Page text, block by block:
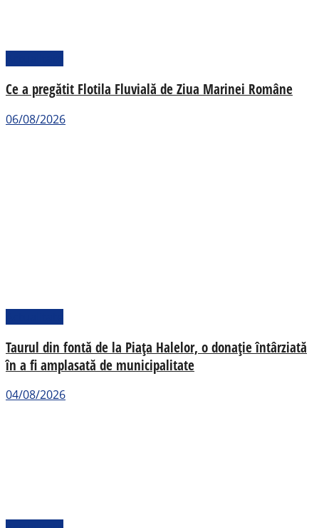
Ce a pregătit Flotila Fluvială de Ziua Marinei Române
06/08/2026
Taurul din fontă de la Piața Halelor, o donație întârziată
în a fi amplasată de municipalitate
04/08/2026